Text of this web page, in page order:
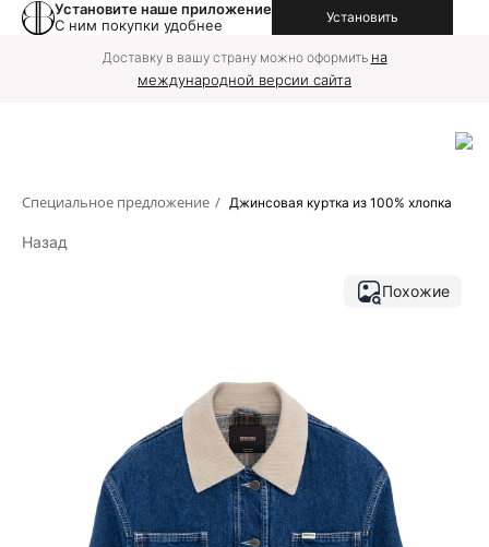
Установите наше приложение
С ним покупки удобнее
Установить
Доставку в вашу страну можно оформить на
международной версии сайта
Специальное предложение / Джинсовая куртка из 100% хлопка
Назад
Похожие